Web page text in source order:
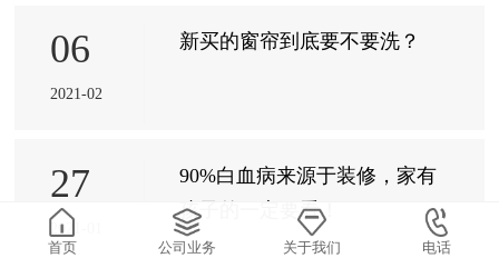
06
2021-02
新买的窗帘到底要不要洗？
27
2021-01
90%白血病来源于装修，家有
孩子的一定要看！
首页 公司业务 关于我们 电话